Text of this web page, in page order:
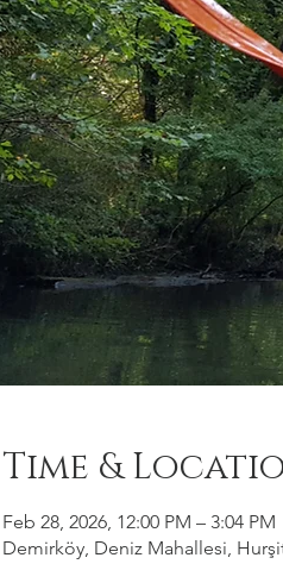
Time &
Feb 28, 2026, 12:00 PM – 3:04 PM
Demirköy, Deniz Mahallesi,